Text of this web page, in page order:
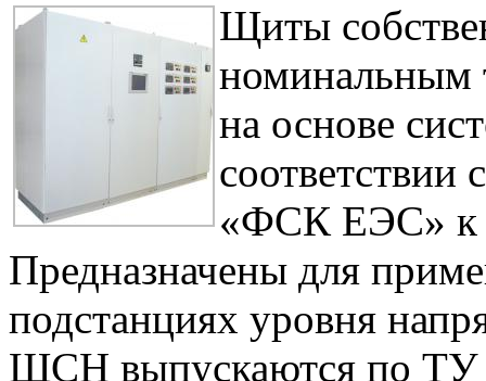
Щиты
номинальным
на основе
«ФСК ЕЭС» к
Предназначены для
подстанциях уровня
ЩСН выпускаются по ТУ